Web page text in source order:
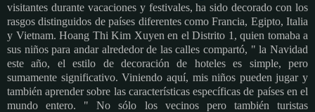
visitantes durante vacaciones y festivales, ha sido decorado con los
rasgos distinguidos de países diferentes como Francia, Egipto, Italia
y Vietnam. Hoang Thi Kim Xuyen en el Distrito 1, quien tomaba a
sus niños para andar alrededor de las calles compartó, " la Navidad
este año, el estilo de decoración de hoteles es simple, pero
sumamente significativo. Viniendo aquí, mis niños pueden jugar y
también aprender sobre las características específicas de países en el
mundo entero. "
No sólo los vecinos pero también turistas